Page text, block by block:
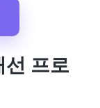
프로